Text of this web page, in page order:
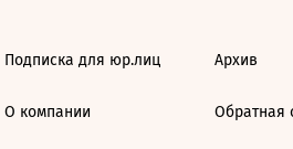
Подписка для юр.лиц
О компании
Архив
Обратная